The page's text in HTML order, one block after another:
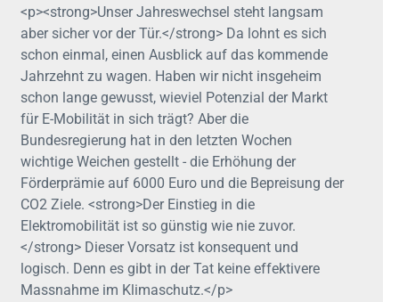
<p><strong>Unser Jahreswechsel steht langsam
aber sicher vor der Tür.</strong> Da lohnt es sich
schon einmal, einen Ausblick auf das kommende
Jahrzehnt zu wagen. Haben wir nicht insgeheim
schon lange gewusst, wieviel Potenzial der Markt
für E-Mobilität in sich trägt? Aber die
Bundesregierung hat in den letzten Wochen
wichtige Weichen gestellt - die Erhöhung der
Förderprämie auf 6000 Euro und die Bepreisung der
CO2 Ziele. <strong>Der Einstieg in die
Elektromobilität ist so günstig wie nie zuvor.
</strong> Dieser Vorsatz ist konsequent und
logisch. Denn es gibt in der Tat keine effektivere
Massnahme im Klimaschutz.</p>